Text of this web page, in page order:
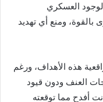
العسكري
ومنع أي تهديد
هذه الأهداف، ورغم
العنف ودون قيود
أفدح مما توقعته